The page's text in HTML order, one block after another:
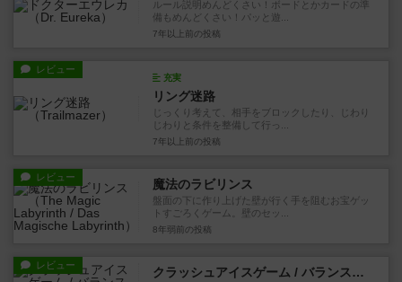
ルール説明めんどくさい！ボードとかカードの準
備もめんどくさい！パッと遊...
7年以上前 の投稿
レビュー
充実
リング迷路
じっくり考えて、相手をブロックしたり、じわり
じわりと条件を整備して行っ...
7年以上前 の投稿
レビュー 魔法のラビリンス
盤面の下に作り上げた壁が行く手を阻むお宝ゲッ
トすごろくゲーム。壁のセッ...
8年弱前 の投稿
レビュー クラッシュアイスゲーム / バランスアイスキューブ / ペンギントラップ